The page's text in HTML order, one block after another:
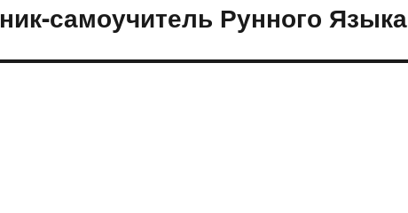
самоучитель Рунного Языка